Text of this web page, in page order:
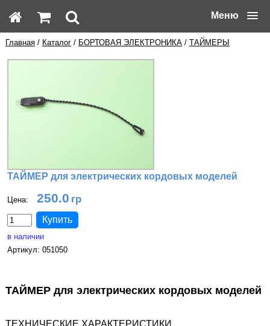
Меню
Главная/ Каталог/ БОРТОВАЯ ЭЛЕКТРОНИКА/ ТАЙМЕРЫ
ТАЙМЕР для электрических кордовых моделей
Цена: 250.0
в наличии
Артикул: 051050
ТАЙМЕР для электрических кордовых моделей
ТЕХНИЧЕСКИЕ ХАРАКТЕРИСТИКИ